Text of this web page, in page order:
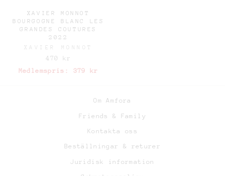
XAVIER MONNOT
BOURGOGNE BLANC LES
GRANDES COUTURES
2022
XAVIER MONNOT
470 kr
Medlemspris:
379 kr
Om Amfora
Friends & Family
Kontakta oss
Beställningar & returer
Juridisk information